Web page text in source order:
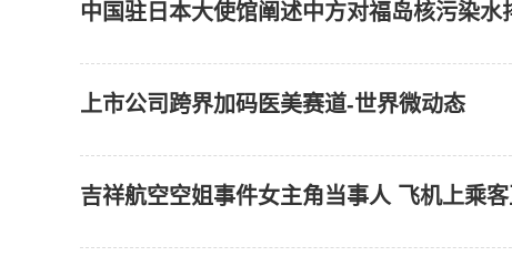
中国驻日本大使馆阐述中方对福岛核污染水
上市公司跨界加码医美赛道-世界微动态
吉祥航空空姐事件女主角当事人 飞机上乘